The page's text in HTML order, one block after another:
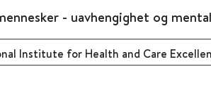
- uavhengighet og
Institute for Health and Care